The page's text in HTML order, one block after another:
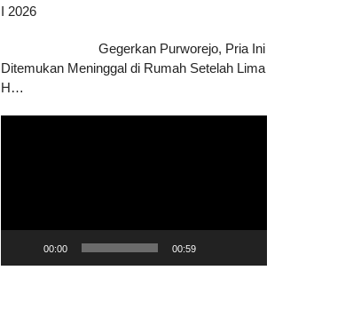
I 2026
Gegerkan Purworejo, Pria Ini
Ditemukan Meninggal di Rumah Setelah Lima
H…
00:00 00:59